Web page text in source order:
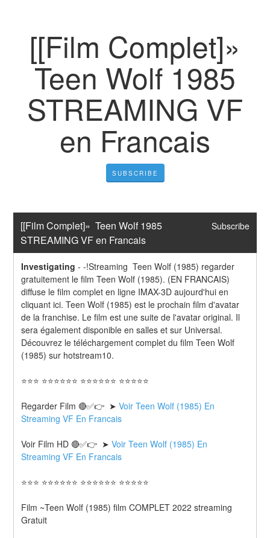
[[Film Complet]»
Teen Wolf 1985
STREAMING VF
en Francais
SUBSCRIBE
[[Film Complet]»  Teen Wolf 1985
STREAMING VF en Francais
Subscribe
Investigating --!Streaming  Teen Wolf (1985) regarder
gratuitement le film Teen Wolf (1985). (EN FRANCAIS)
diffuse le film complet en ligne IMAX-3D aujourd'hui en
cliquant ici. Teen Wolf (1985) est le prochain film d'avatar
de la franchise. Le film est une suite de l'avatar original. Il
sera également disponible en salles et sur Universal.
Découvrez le téléchargement complet du film Teen Wolf
(1985) sur hotstream10.
⭐⭐⭐ ⭐⭐⭐⭐⭐⭐ ⭐⭐⭐⭐⭐⭐ ⭐⭐⭐⭐⭐
Regarder Film 🔴✅👉  ➤ Voir Teen Wolf (1985) En
Streaming VF En Francais
Voir Film HD 🔴✅👉  ➤ Voir Teen Wolf (1985) En
Streaming VF En Francais
⭐⭐⭐ ⭐⭐⭐⭐⭐⭐ ⭐⭐⭐⭐⭐⭐ ⭐⭐⭐⭐⭐
Film ~Teen Wolf (1985) film COMPLET 2022 streaming
Gratuit